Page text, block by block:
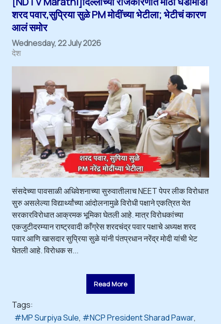
शरद पवार,सुप्रिया सुळे PM मोदींच्या भेटीला; भेटीचं कारण
आलं समोर
Wednesday, 22 July 2026
देश
संसदेच्या पावसाळी अधिवेशनाच्या सुरुवातीलाच NEET पेपर लीक विरोधात
सुरु असलेल्या विद्यार्थ्यांच्या आंदोलनामुळे विरोधी पक्षाने एकत्रित येत
सरकारविरोधात आक्रमक भूमिका घेतली आहे. मात्र विरोधकांच्या
एकजुटीदरम्यान राष्ट्रवादी काँग्रेस शरदचंद्र पवार पक्षाचे अध्यक्ष शरद
पवार आणि खासदार सुप्रिया सुळे यांनी पंतप्रधान नरेंद्र मोदी यांची भेट
घेतली आहे. विरोधक स...
Read More
Tags:
MP Surpiya Sule
NCP President Sharad Pawar